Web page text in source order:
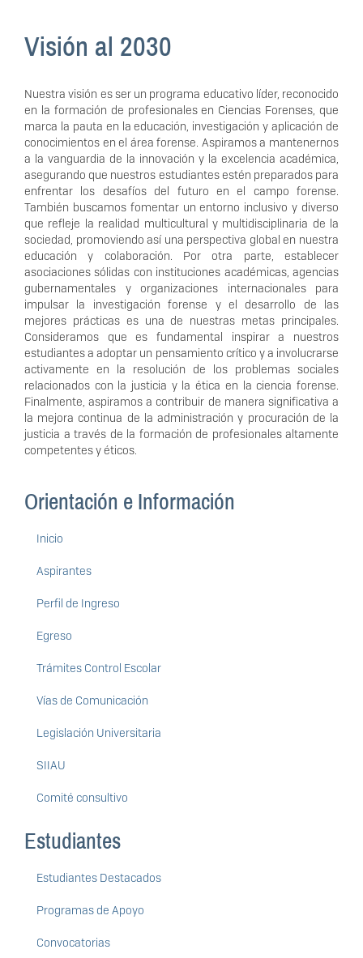
Visión al 2030
Nuestra visión es ser un programa educativo líder, reconocido
en la formación de profesionales en Ciencias Forenses, que
marca la pauta en la educación, investigación y aplicación de
conocimientos en el área forense. Aspiramos a mantenernos
a la vanguardia de la innovación y la excelencia académica,
asegurando que nuestros estudiantes estén preparados para
enfrentar los desafíos del futuro en el campo forense.
También buscamos fomentar un entorno inclusivo y diverso
que refleje la realidad multicultural y multidisciplinaria de la
sociedad, promoviendo así una perspectiva global en nuestra
educación y colaboración. Por otra parte, establecer
asociaciones sólidas con instituciones académicas, agencias
gubernamentales y organizaciones internacionales para
impulsar la investigación forense y el desarrollo de las
mejores prácticas es una de nuestras metas principales.
Consideramos que es fundamental inspirar a nuestros
estudiantes a adoptar un pensamiento crítico y a involucrarse
activamente en la resolución de los problemas sociales
relacionados con la justicia y la ética en la ciencia forense.
Finalmente, aspiramos a contribuir de manera significativa a
la mejora continua de la administración y procuración de la
justicia a través de la formación de profesionales altamente
competentes y éticos.
Orientación e Información
Inicio
Aspirantes
Perfil de Ingreso
Egreso
Trámites Control Escolar
Vías de Comunicación
Legislación Universitaria
SIIAU
Comité consultivo
Estudiantes
Estudiantes Destacados
Programas de Apoyo
Convocatorias